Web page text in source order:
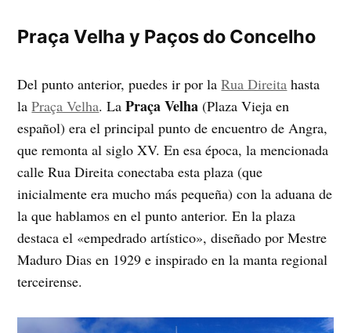
Praça Velha y Paços do Concelho
Del punto anterior, puedes ir por laRua Direita hasta
laPraça Velha. LaPraça Velha(Plaza Vieja en
español) era el principal punto de encuentro de Angra,
que remonta al siglo XV. En esa época, la mencionada
calle Rua Direita conectaba esta plaza (que
inicialmente era mucho más pequeña) con la aduana de
la que hablamos en el punto anterior. En la plaza
destaca el «empedrado artístico», diseñado por Mestre
Maduro Dias en 1929 e inspirado en la manta regional
terceirense.